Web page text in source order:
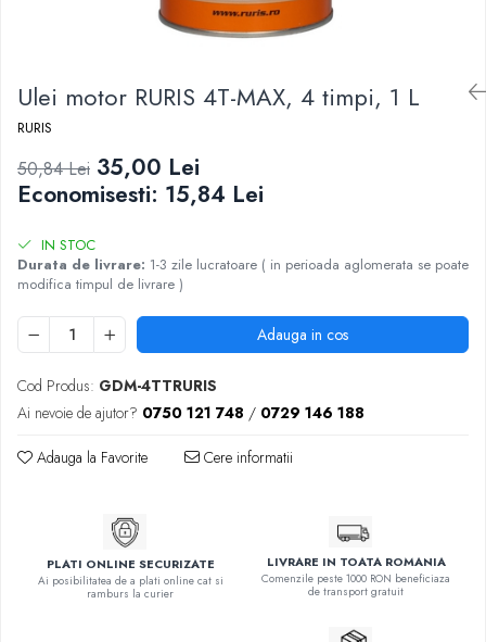
Ulei motor RURIS 4T-MAX, 4 timpi, 1 L
RURIS
50,84 Lei 35,00 Lei
Economisesti: 15,84 Lei
IN STOC
Durata de livrare: 1-3 zile lucratoare ( in perioada aglomerata se poate
modifica timpul de livrare )
Adauga in cos
Cod Produs: GDM-4TTRURIS
Ai nevoie de ajutor? 0750 121 748 / 0729 146 188
Adauga la Favorite Cere informatii
PLATI ONLINE SECURIZATE
Ai posibilitatea de a plati online cat si
ramburs la curier
LIVRARE IN TOATA ROMANIA
Comenzile peste 1000 RON beneficiaza
de transport gratuit